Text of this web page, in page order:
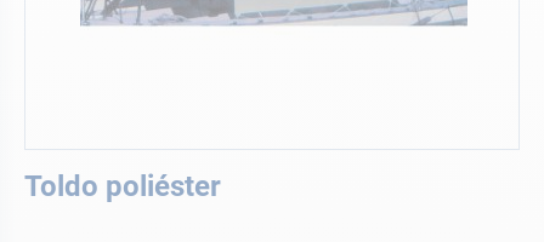
Toldo poliéster
al